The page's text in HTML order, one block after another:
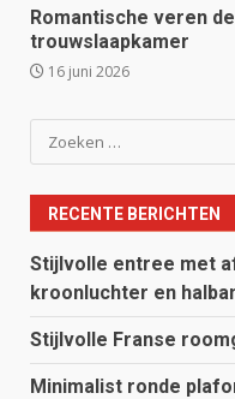
Romantische veren
trouwslaapkamer
16 juni 2026
Zoeken
naar:
RECENTE BERICHTEN
Stijlvolle entree met
kroonluchter en
Stijlvolle Franse
Minimalist ronde